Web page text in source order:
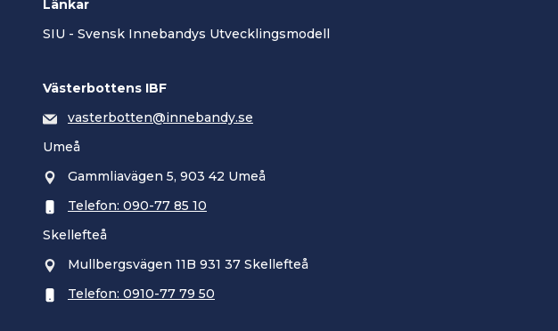
Länkar
SIU - Svensk Innebandys Utvecklingsmodell
Västerbottens IBF
vasterbotten@innebandy.se
Umeå
Gammliavägen 5, 903 42 Umeå
Telefon: 090-77 85 10
Skellefteå
Mullbergsvägen 11B 931 37 Skellefteå
Telefon: 0910-77 79 50